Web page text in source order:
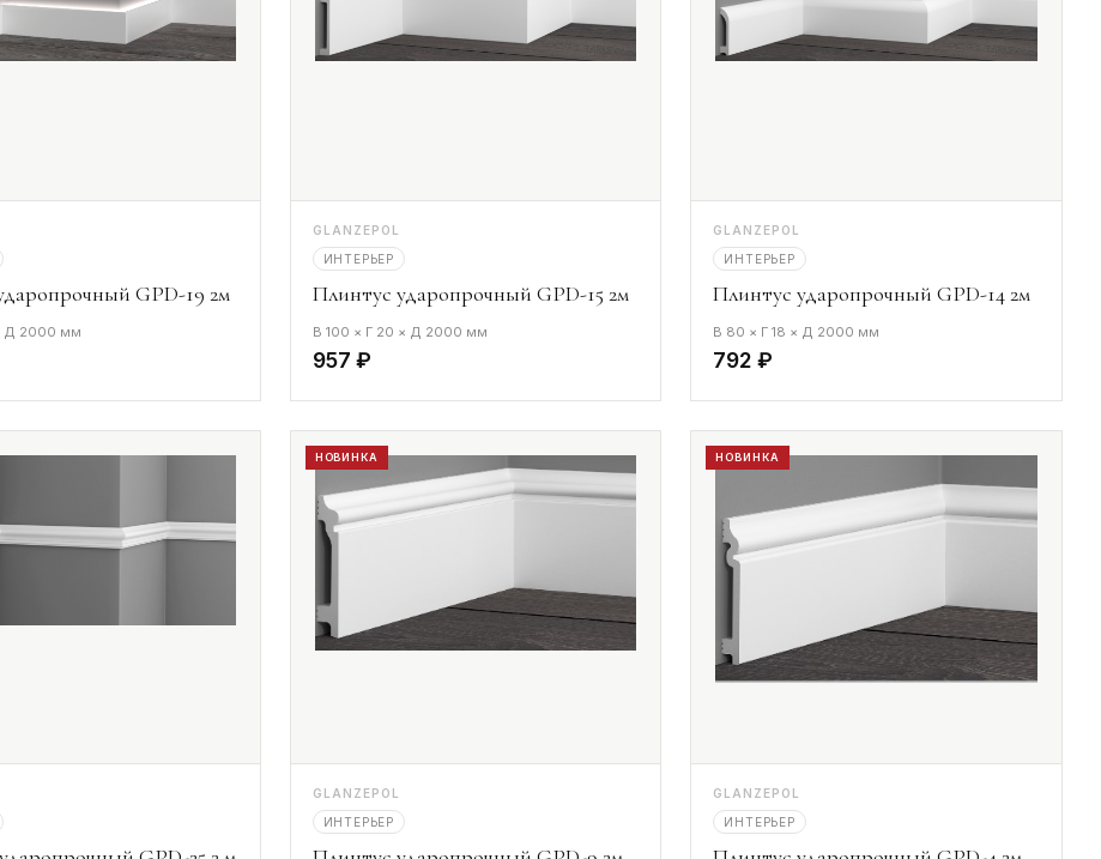
GPD-19 2м
Д 2000 мм
GLANZEPOL
ИНТЕРЬЕР
Плинтус ударопрочный GPD-15 2м
В 100 × Г 20 × Д 2000 мм
957 ₽
GLANZEPOL
ИНТЕРЬЕР
Плинтус ударопрочный GPD-14 2м
В 80 × Г 18 × Д 2000 мм
792 ₽
НОВИНКА
GLANZEPOL
ИНТЕРЬЕР
НОВИНКА
GLANZEPOL
ИНТЕРЬЕР